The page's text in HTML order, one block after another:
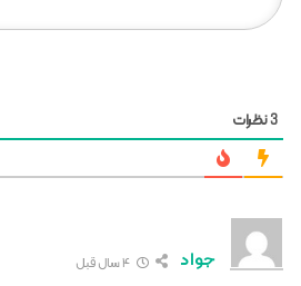
3نظرات
جواد